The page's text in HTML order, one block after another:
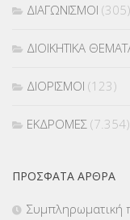
ΔΙΑΓΩΝΙΣΜΟΙ (305)
ΔΙΟΙΚΗΤΙΚΑ
ΔΙΟΡΙΣΜΟΙ (123)
ΕΚΔΡΟΜΕΣ (7.354)
ΠΡΌΣΦΑΤΑ ΆΡΘΡΑ
Συμπληρωματική